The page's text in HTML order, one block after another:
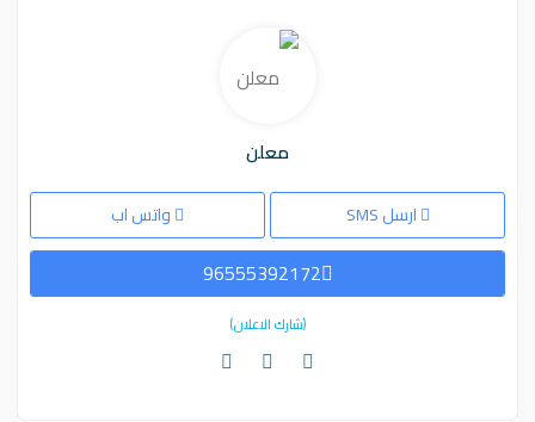
معلن
ارسل SMS واتس اب
96555392172
(شارك الاعلان)